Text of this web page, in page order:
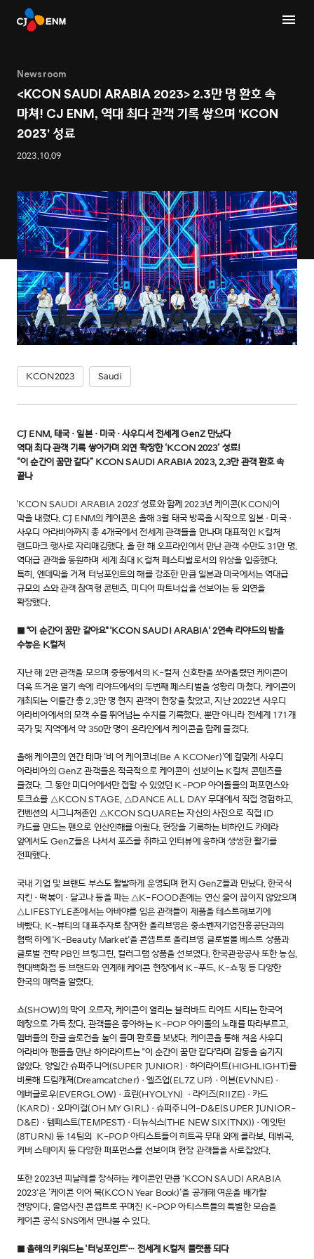
Newsroom
<KCON SAUDI ARABIA 2023> 2.3만 명 환호 속
마쳐! CJ ENM, 역대 최다 관객 기록 쌓으며 'KCON
2023' 성료
2023.10.09
KCON2023 Saudi
CJ ENM, 태국·일본·미국·사우디서 전세계 GenZ 만났다
역대 최다 관객 기록 쌓아가며 외연 확장한 ‘KCON 2023’ 성료!
“이 순간이 꿈만 같다” KCON SAUDI ARABIA 2023, 2.3만 관객 환호 속
끝나
'KCON SAUDI ARABIA 2023' 성료와 함께 2023년 케이콘(KCON)이
막을 내렸다. CJ ENM의 케이콘은 올해 3월 태국 방콕을 시작으로 일본·미국·
사우디 아라비아까지 총 4개국에서 전세계 관객들을 만나며 대표적인 K컬처
랜드마크 행사로 자리매김했다. 올 한 해 오프라인에서 만난 관객 수만도 31만 명.
역대급 관객을 동원하며 세계 최대 K컬처 페스티벌로서의 위상을 입증했다.
특히, 엔데믹을 거쳐 터닝포인트의 해를 강조한 만큼 일본과 미국에서는 역대급
규모의 쇼와 관객 참여형 콘텐츠, 미디어 파트너십을 선보이는 등 외연을
확장했다.
■ "이 순간이 꿈만 같아요" 'KCON SAUDI ARABIA' 2연속 리야드의 밤을
수놓은 K컬처
지난 해 2만 관객을 모으며 중동에서의 K-컬처 신호탄을 쏘아올렸던 케이콘이
더욱 뜨거운 열기 속에 리야드에서의 두번째 페스티벌을 성황리 마쳤다. 케이콘이
개최되는 이틀간 총 2.3만 명 현지 관객이 현장을 찾았고, 지난 2022년 사우디
아라비아에서의 모객 수를 뛰어넘는 수치를 기록했다. 뿐만 아니라 전세계 171개
국가 및 지역에서 약 350만 명이 온라인에서 케이콘을 함께 즐겼다.
올해 케이콘의 연간 테마 ‘비 어 케이코너(Be A KCONer)’에 걸맞게 사우디
아라비아의 GenZ 관객들은 적극적으로 케이콘이 선보이는 K컬처 콘텐츠를
즐겼다. 그 동안 미디어에서만 접할 수 있었던 K-POP 아이돌들의 퍼포먼스와
토크쇼를 △KCON STAGE, △DANCE ALL DAY 무대에서 직접 경험하고,
컨벤션의 시그니처존인 △KCON SQUARE는 자신의 사진으로 직접 ID
카드를 만드는 팬으로 인산인해를 이뤘다. 현장을 기록하는 비하인드 카메라
앞에서도 GenZ들은 나서서 포즈를 취하고 인터뷰에 응하며 생생한 활기를
전파했다.
국내 기업 및 브랜드 부스도 활발하게 운영되며 현지 GenZ들과 만났다. 한국식
치킨·떡볶이·달고나 등을 파는 △K-FOOD존에는 연신 줄이 끊이지 않았으며
△LIFESTYLE존에서는 아바야를 입은 관객들이 제품을 테스트해보기에
바빴다. K-뷰티의 대표주자로 참여한 올리브영은 중소벤처기업진흥공단과의
협력 하에 'K-Beauty Market'을 콘셉트로 올리브영 글로벌몰 베스트 상품과
글로벌 전략 PB인 브링그린, 컬러그램 상품을 선보였다. 한국관광공사 또한 농심,
현대백화점 등 브랜드와 연계해 케이콘 현장에서 K-푸드, K-쇼핑 등 다양한
한국의 매력을 알렸다.
쇼(SHOW)의 막이 오르자, 케이콘이 열리는 블러바드 리야드 시티는 한국어
떼창으로 가득 찼다. 관객들은 좋아하는 K-POP 아이돌의 노래를 따라부르고,
멤버들의 한글 슬로건을 높이 들며 환호를 보냈다. 케이콘을 통해 처음 사우디
아라비아 팬들을 만난 하이라이트는 "이 순간이 꿈만 같다"라며 감동을 숨기지
않았다. 양일간 슈퍼주니어(SUPER JUNIOR)·하이라이트(HIGHLIGHT)를
비롯해 드림캐쳐(Dreamcatcher)·엘즈업(EL7Z UP)·이븐(EVNNE)·
에버글로우(EVERGLOW)·효린(HYOLYN) ·라이즈(RIIZE)·카드
(KARD)·오마이걸(OH MY GIRL)·슈퍼주니어-D&E(SUPER JUNIOR-
D&E)·템페스트(TEMPEST)·더뉴식스(THE NEW SIX(TNX))·에잇턴
(8TURN) 등 14팀의 K-POP 아티스트들이 히트곡 무대 외에 콜라보, 데뷔곡,
커버 스테이지 등 다양한 퍼포먼스를 선보이며 현장 관객들을 사로잡았다.
또한 2023년 피날레를 장식하는 케이콘인 만큼 'KCON SAUDI ARABIA
2023'은 ‘케이콘 이어 북(KCON Year Book)’을 공개해 여운을 배가할
전망이다. 졸업사진 콘셉트로 꾸며진 K-POP 아티스트들의 특별한 모습을
케이콘 공식 SNS에서 만나볼 수 있다.
■ 올해의 키워드는 '터닝포인트'… 전세계 K컬처 플랫폼 되다